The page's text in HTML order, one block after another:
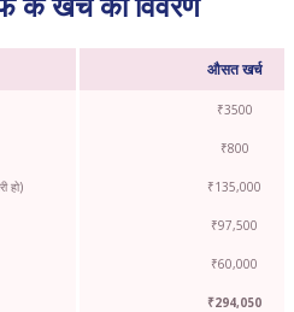
औसत खर्च
₹3500
₹800
हो) ₹135,000
₹97,500
₹60,000
₹294,050